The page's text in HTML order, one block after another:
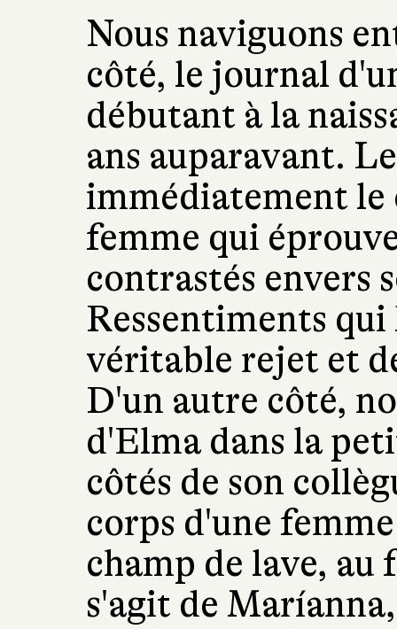
Nous naviguons
côté, le journal
débutant à la
ans auparavant.
immédiatement
femme qui
contrastés envers
Ressentiments
véritable rejet et
D'un autre côté,
d'Elma dans la
côtés de son
corps d'une
champ de lave,
s'agit de